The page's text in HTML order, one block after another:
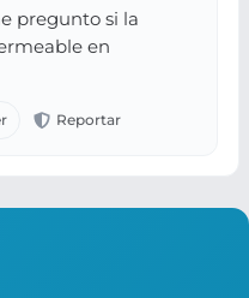
pregunto si la
en